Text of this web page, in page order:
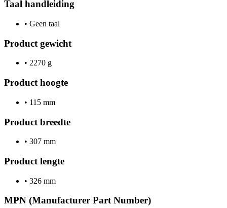
Taal handleiding
• Geen taal
Product gewicht
• 2270 g
Product hoogte
• 115 mm
Product breedte
• 307 mm
Product lengte
• 326 mm
MPN (Manufacturer Part Number)